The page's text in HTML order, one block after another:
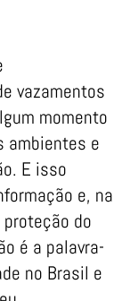
vazamentos
momento
ambientes e
E isso
e, na
do
é a palavra-
no Brasil e